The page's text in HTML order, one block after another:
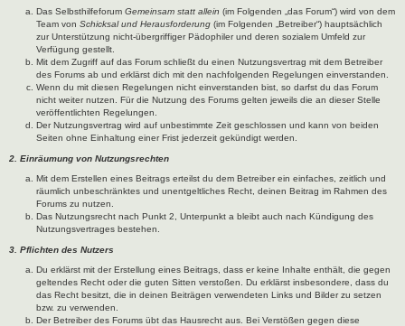
Das Selbsthilfeforum Gemeinsam statt allein (im Folgenden „das Forum“) wird von dem
Team von Schicksal und Herausforderung (im Folgenden „Betreiber“) hauptsächlich
zur Unterstützung nicht-übergriffiger Pädophiler und deren sozialem Umfeld zur
Verfügung gestellt.
Mit dem Zugriff auf das Forum schließt du einen Nutzungsvertrag mit dem Betreiber
des Forums ab und erklärst dich mit den nachfolgenden Regelungen einverstanden.
Wenn du mit diesen Regelungen nicht einverstanden bist, so darfst du das Forum
nicht weiter nutzen. Für die Nutzung des Forums gelten jeweils die an dieser Stelle
veröffentlichten Regelungen.
Der Nutzungsvertrag wird auf unbestimmte Zeit geschlossen und kann von beiden
Seiten ohne Einhaltung einer Frist jederzeit gekündigt werden.
2. Einräumung von Nutzungsrechten
Mit dem Erstellen eines Beitrags erteilst du dem Betreiber ein einfaches, zeitlich und
räumlich unbeschränktes und unentgeltliches Recht, deinen Beitrag im Rahmen des
Forums zu nutzen.
Das Nutzungsrecht nach Punkt 2, Unterpunkt a bleibt auch nach Kündigung des
Nutzungsvertrages bestehen.
3. Pflichten des Nutzers
Du erklärst mit der Erstellung eines Beitrags, dass er keine Inhalte enthält, die gegen
geltendes Recht oder die guten Sitten verstoßen. Du erklärst insbesondere, dass du
das Recht besitzt, die in deinen Beiträgen verwendeten Links und Bilder zu setzen
bzw. zu verwenden.
Der Betreiber des Forums übt das Hausrecht aus. Bei Verstößen gegen diese